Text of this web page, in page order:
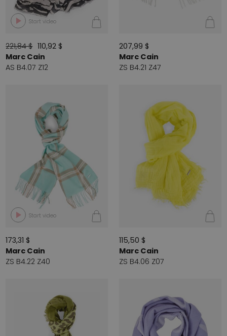
Start video
221,84 $ 110,92 $
Marc Cain
AS B4.07 Z12
207,99 $
Marc Cain
ZS B4.21 Z47
Start video
173,31 $
Marc Cain
ZS B4.22 Z40
115,50 $
Marc Cain
ZS B4.06 Z07